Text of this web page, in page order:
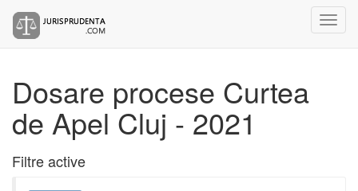
Dosare procese Curtea
de Apel Cluj - 2021
Filtre active